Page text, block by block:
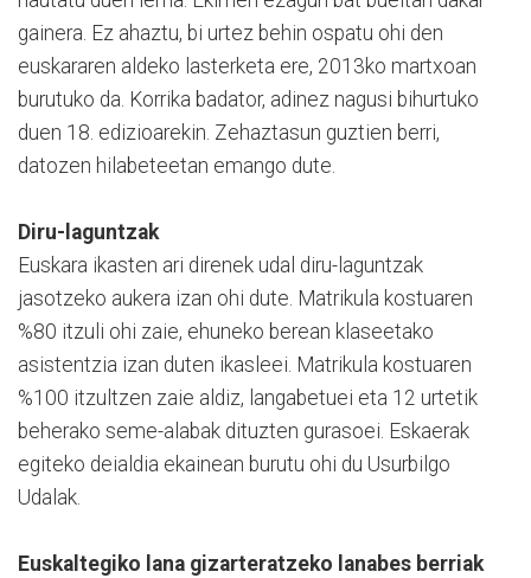
gainera. Ez ahaztu, bi urtez behin ospatu ohi den
euskararen aldeko lasterketa ere, 2013ko martxoan
burutuko da. Korrika badator, adinez nagusi bihurtuko
duen 18. edizioarekin. Zehaztasun guztien berri,
datozen hilabeteetan emango dute.
Diru-laguntzak
Euskara ikasten ari direnek udal diru-laguntzak
jasotzeko aukera izan ohi dute. Matrikula kostuaren
%80 itzuli ohi zaie, ehuneko berean klaseetako
asistentzia izan duten ikasleei. Matrikula kostuaren
%100 itzultzen zaie aldiz, langabetuei eta 12 urtetik
beherako seme-alabak dituzten gurasoei. Eskaerak
egiteko deialdia ekainean burutu ohi du Usurbilgo
Udalak.
Euskaltegiko lana gizarteratzeko lanabes berriak